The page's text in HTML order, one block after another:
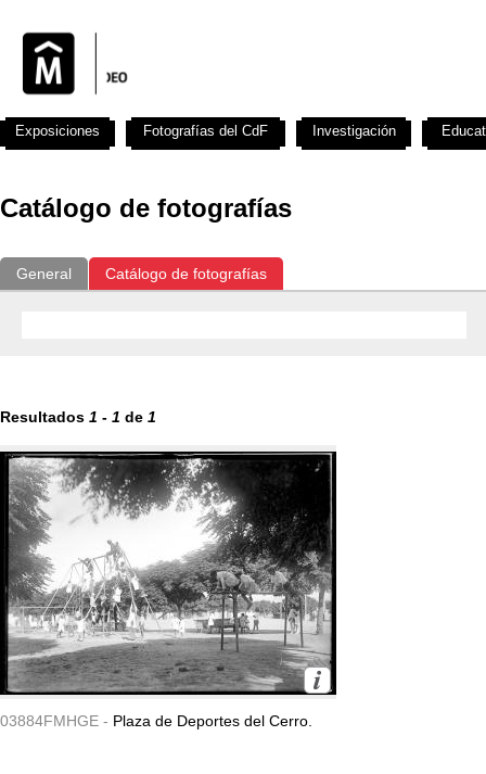
Catálogo de fotografías
General Catálogo de fotografías
Resultados 1 - 1 de 1
03884FMHGE - Plaza de Deportes del Cerro.
Exposiciones Fotografías del CdF Investigación